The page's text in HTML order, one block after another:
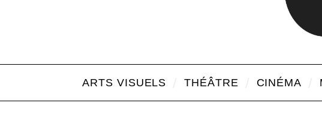
ARTS VISUELS THÉÂTRE CINÉMA